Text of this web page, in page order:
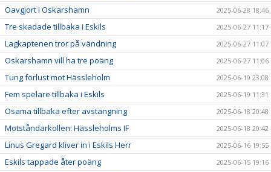
Oavgjort i Oskarshamn 2025-06-28 18:46
Tre skadade tillbaka i Eskils 2025-06-27 11:17
Lagkaptenen tror på vändning 2025-06-27 11:07
Oskarshamn vill ha tre poäng 2025-06-27 11:06
Tung förlust mot Hässleholm 2025-06-19 23:08
Fem spelare tillbaka i Eskils 2025-06-19 11:31
Osama tillbaka efter avstängning 2025-06-18 20:48
Motståndarkollen: Hässleholms IF 2025-06-18 20:42
Linus Gregard kliver in i Eskils Herr 2025-06-16 19:55
Eskils tappade åter poäng 2025-06-15 19:16